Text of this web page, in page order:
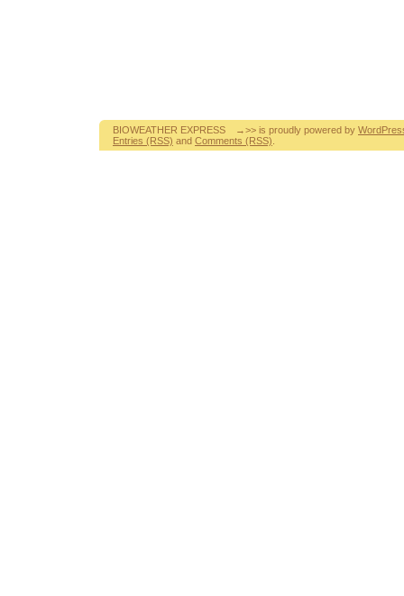
BIOWEATHER EXPRESS →>> is proudly powered by
Entries (RSS) and Comments (RSS)